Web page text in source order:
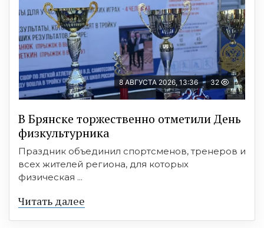
8 АВГУСТА 2026, 13:36 32
В Брянске торжественно отметили День
физкультурника
Праздник объединил спортсменов, тренеров и
всех жителей региона, для которых
физическая ...
Читать далее